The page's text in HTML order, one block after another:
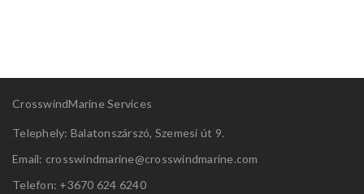
CrosswindMarine Services
Telephely: Balatonszárszó, Szemesi út 9.
Email: crosswindmarine@crosswindmarine.com
Telefon: +3670 624 6240